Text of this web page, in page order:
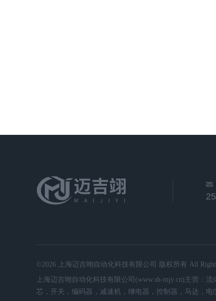
©2026 上海迈吉翊自动化科技有限公司 版权所有 All Rights
上海迈吉翊自动化科技有限公司(www.sh-mjy.cn)主营：
芯，开关，编码器，减速机，继电器，控制器，马达，